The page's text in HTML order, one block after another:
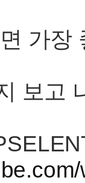
가장
보고